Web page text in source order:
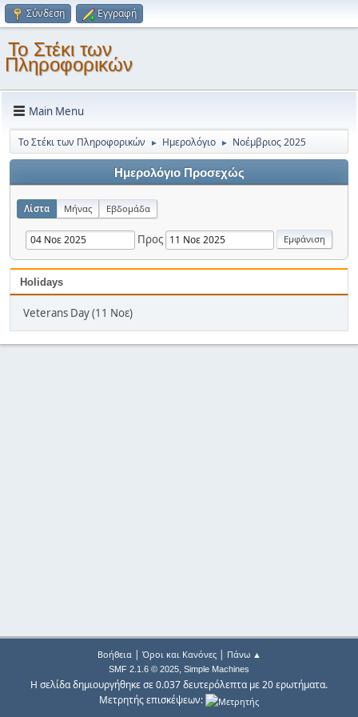
Σύνδεση Εγγραφή
Το Στέκι των
Πληροφορικών
Main Menu
Το Στέκι των Πληροφορικών ► Ημερολόγιο ► Νοέμβριος 2025
Ημερολόγιο Προσεχώς
Λίστα Μήνας Εβδομάδα
Προς
Holidays
Veterans Day (11 Νοε)
Βοήθεια| Όροι και Κανόνες| Πάνω ▲
SMF 2.1.6 © 2025, Simple Machines
Η σελίδα δημιουργήθηκε σε 0.037 δευτερόλεπτα με 20 ερωτήματα.
Μετρητής επισκέψεων: